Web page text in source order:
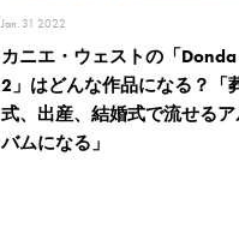
Jan. 31 2022
カニエ・ウェストの「Donda
2」はどんな作品になる？「
式、出産、結婚式で流せる
バムになる」